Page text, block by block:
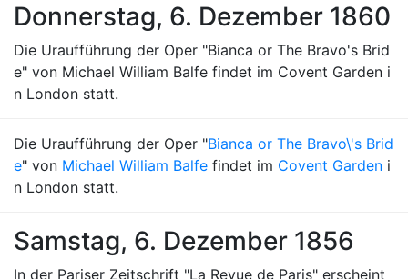
Donnerstag, 6. Dezember 1860
Die Uraufführung der Oper "Bianca or The Bravo's Brid
e" von Michael William Balfe findet im Covent Garden i
n London statt.
Die Uraufführung der Oper "Bianca or The Bravo\'s Brid
e" von Michael William Balfe findet im Covent Garden i
n London statt.
Samstag, 6. Dezember 1856
In der Pariser Zeitschrift "La Revue de Paris" erscheint